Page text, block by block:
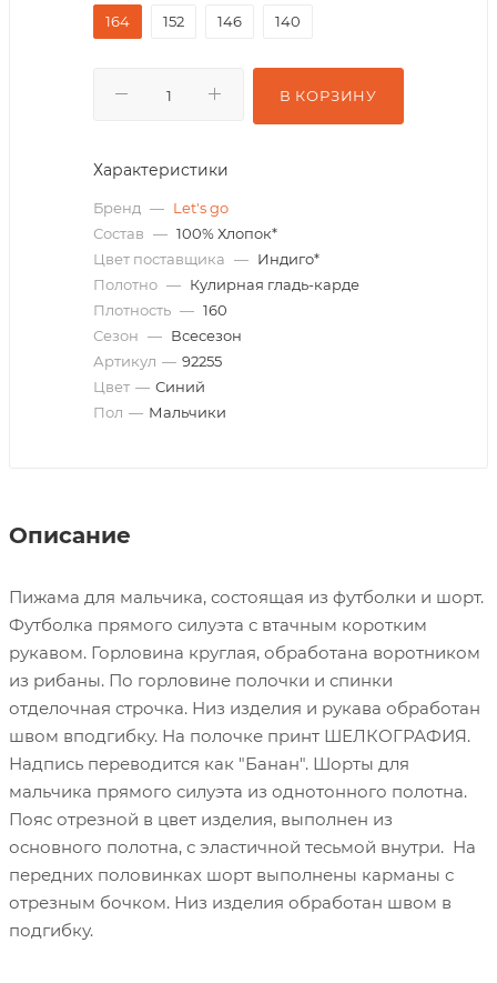
164
152 146 140
В КОРЗИНУ
Характеристики
Бренд — Let's go
Состав — 100% Хлопок*
Цвет поставщика — Индиго*
Полотно — Кулирная гладь-карде
Плотность — 160
Сезон — Всесезон
Артикул — 92255
Цвет — Синий
Пол — Мальчики
Описание
Пижама для мальчика, состоящая из футболки и шорт.
Футболка прямого силуэта с втачным коротким
рукавом. Горловина круглая, обработана воротником
из рибаны. По горловине полочки и спинки
отделочная строчка. Низ изделия и рукава обработан
швом вподгибку. На полочке принт ШЕЛКОГРАФИЯ.
Надпись переводится как "Банан". Шорты для
мальчика прямого силуэта из однотонного полотна.
Пояс отрезной в цвет изделия, выполнен из
основного полотна, с эластичной тесьмой внутри. На
передних половинках шорт выполнены карманы с
отрезным бочком. Низ изделия обработан швом в
подгибку.